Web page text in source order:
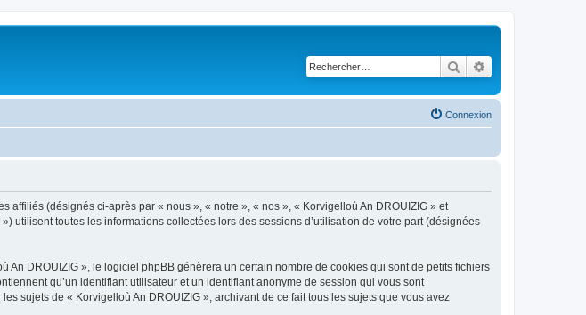
Rechercher
Connexion
(désignés ci-après par « nous », « notre », « nos », « Korvigelloù An DROUIZIG » et
utilisent toutes les informations collectées lors des sessions d’utilisation de votre part (désignées
DROUIZIG », le logiciel phpBB génèrera un certain nombre de cookies qui sont de petits fichiers
qu’un identifiant utilisateur et un identifiant anonyme de session qui vous sont
sujets de « Korvigelloù An DROUIZIG », archivant de ce fait tous les sujets que vous avez